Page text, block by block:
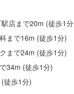
店まで20m (徒歩1
まで16m (徒歩1分)
まで24m (徒歩1分)
34m (徒歩1分)
徒歩1分)